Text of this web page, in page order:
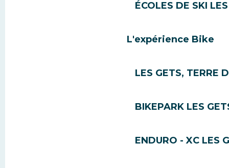
ÉCOLES DE SKI
L'expérience Bike
LES GETS, TERRE
BIKEPARK LES
ENDURO - XC LES